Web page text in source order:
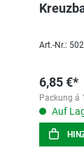
Art.-Nr.:
6,85 €*
Packung á
Auf